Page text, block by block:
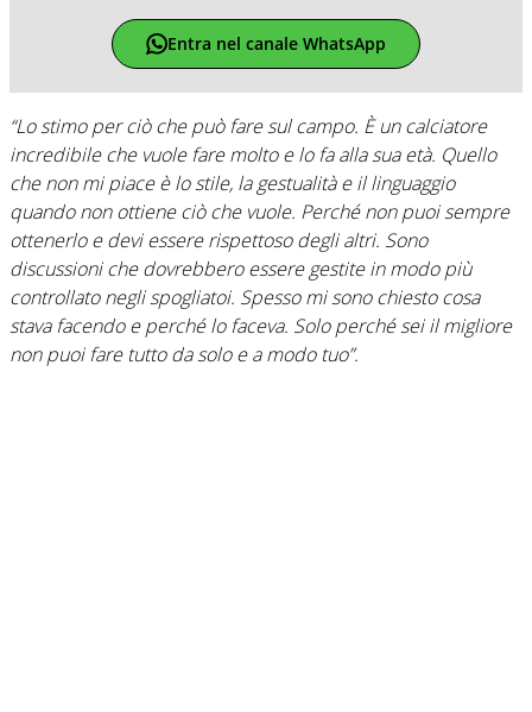
Entra nel canale WhatsApp
“Lo stimo per ciò che può fare sul campo. È un calciatore
incredibile che vuole fare molto e lo fa alla sua età. Quello
che non mi piace è lo stile, la gestualità e il linguaggio
quando non ottiene ciò che vuole. Perché non puoi sempre
ottenerlo e devi essere rispettoso degli altri. Sono
discussioni che dovrebbero essere gestite in modo più
controllato negli spogliatoi. Spesso mi sono chiesto cosa
stava facendo e perché lo faceva. Solo perché sei il migliore
non puoi fare tutto da solo e a modo tuo”.